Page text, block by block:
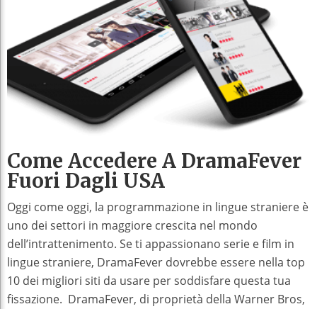
Come Accedere A DramaFever
Fuori Dagli USA
Oggi come oggi, la programmazione in lingue straniere è
uno dei settori in maggiore crescita nel mondo
dell’intrattenimento. Se ti appassionano serie e film in
lingue straniere, DramaFever dovrebbe essere nella top
10 dei migliori siti da usare per soddisfare questa tua
fissazione. DramaFever, di proprietà della Warner Bros,